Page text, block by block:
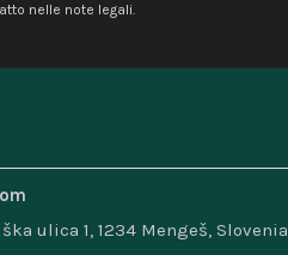
nelle note legali.
ulica 1, 1234 Mengeš, Slovenia